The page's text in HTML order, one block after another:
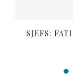
SJEFS: